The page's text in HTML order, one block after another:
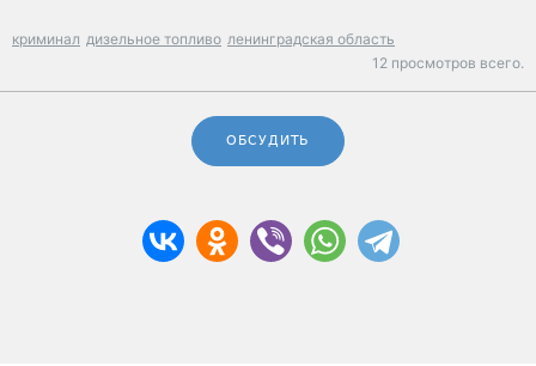
криминал дизельное топливо ленинградская область
12 просмотров всего.
ОБСУДИТЬ